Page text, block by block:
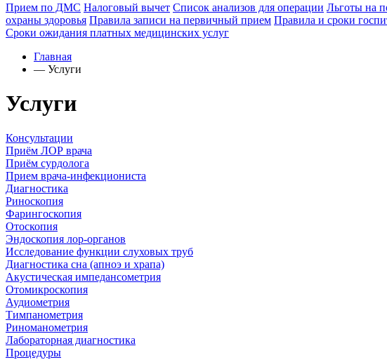
Прием по ДМС Налоговый вычет Список анализов для операции Льготы на
охраны здоровья Правила записи на первичный прием Правила и сроки
Сроки ожидания платных медицинских услуг
Главная
— Услуги
Услуги
Консультации
Приём ЛОР врача
Приём сурдолога
Прием врача-инфекциониста
Диагностика
Риноскопия
Фарингоскопия
Отоскопия
Эндоскопия лор-органов
Исследование функции слуховых труб
Диагностика сна (апноэ и храпа)
Акустическая импедансометрия
Отомикроскопия
Аудиометрия
Тимпанометрия
Риноманометрия
Лабораторная диагностика
Процедуры